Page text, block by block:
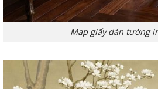
Map giấy dán tường